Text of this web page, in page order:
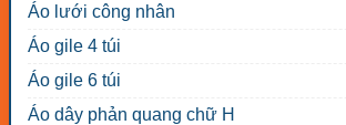
Áo lưới công nhân
Áo gile 4 túi
Áo gile 6 túi
Áo dây phản quang chữ H